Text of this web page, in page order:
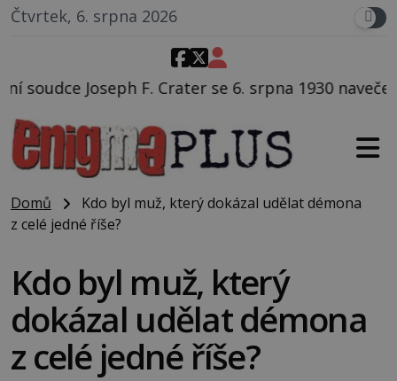
Čtvrtek, 6. srpna 2026
se 6. srpna 1930 navečeří ve své oblíbené
Domů
Kdo byl muž, který dokázal udělat démona
z celé jedné říše?
Kdo byl muž, který
dokázal udělat démona
z celé jedné říše?